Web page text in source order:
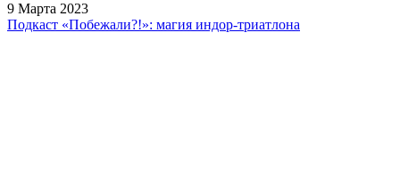
exceptional
method.
9 Марта 2023
Подкаст «Побежали?!»: магия индор-триатлона